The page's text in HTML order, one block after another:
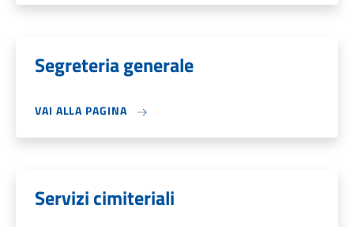
Segreteria generale
VAI ALLA PAGINA
Servizi cimiteriali